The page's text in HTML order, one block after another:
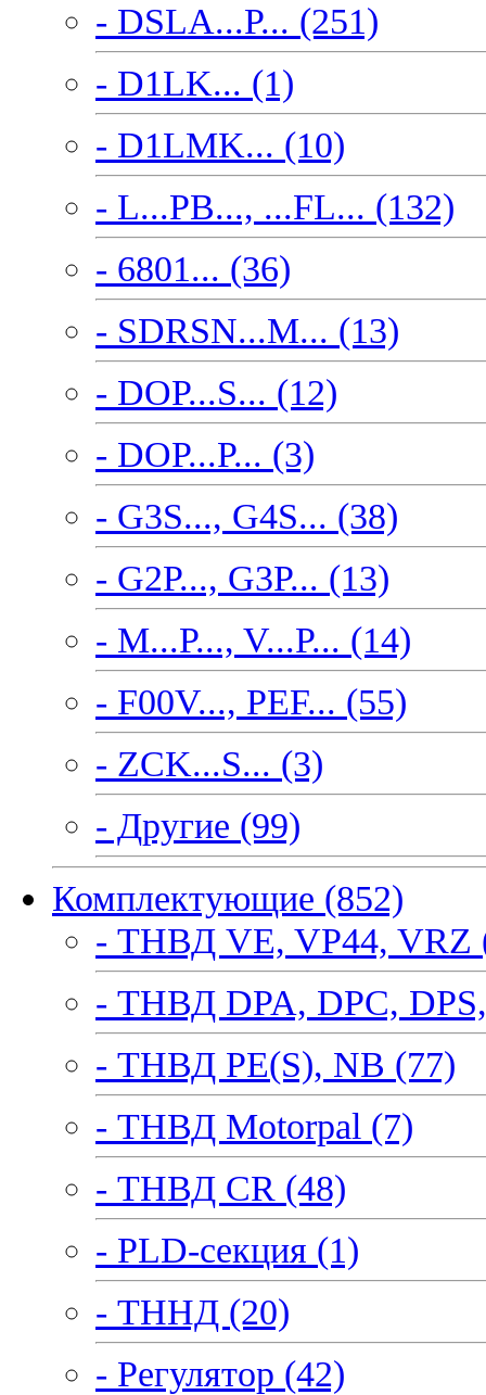
- DSLA...P... (251)
- D1LK... (1)
- D1LMK... (10)
- L...PB..., ...FL... (132)
- 6801... (36)
- SDRSN...M... (13)
- DOP...S... (12)
- DOP...P... (3)
- G3S..., G4S... (38)
- G2P..., G3P... (13)
- M...P..., V...P... (14)
- F00V..., PEF... (55)
- ZCK...S... (3)
- Другие (99)
Комплектующие (852)
- ТНВД VE, VP44, VRZ
- ТНВД DPA, DPC,
- ТНВД PE(S), NB (77)
- ТНВД Motorpal (7)
- ТНВД CR (48)
- PLD-секция (1)
- ТННД (20)
- Регулятор (42)